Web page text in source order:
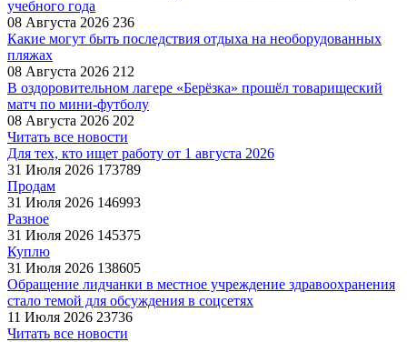
учебного года
08 Августа 2026 236
Какие могут быть последствия отдыха на необорудованных
пляжах
08 Августа 2026 212
В оздоровительном лагере «Берёзка» прошёл товарищеский
матч по мини-футболу
08 Августа 2026 202
Читать все новости
Для тех, кто ищет работу от 1 августа 2026
31 Июля 2026 173789
Продам
31 Июля 2026 146993
Разное
31 Июля 2026 145375
Куплю
31 Июля 2026 138605
Обращение лидчанки в местное учреждение здравоохранения
стало темой для обсуждения в соцсетях
11 Июля 2026 23736
Читать все новости